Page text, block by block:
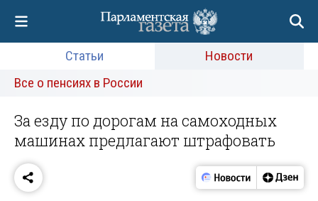
Статьи
Новости
Все о пенсиях в России
За езду по дорогам на самоходных
машинах предлагают штрафовать